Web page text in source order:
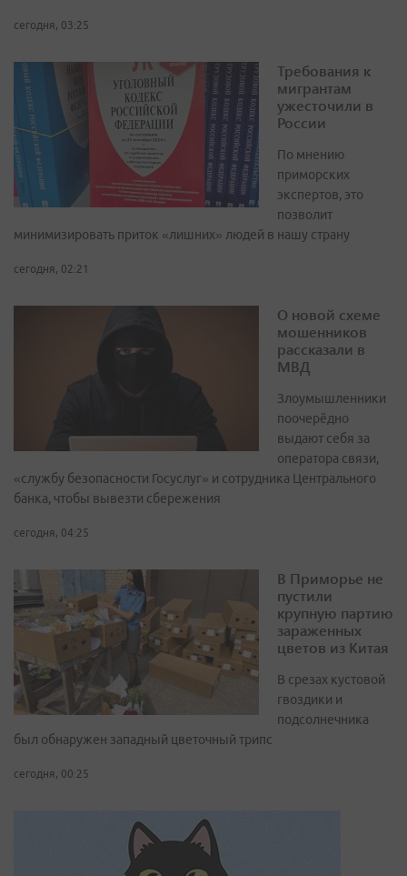
сегодня, 03:25
Требования к
мигрантам
ужесточили в
России
По мнению
приморских
экспертов, это
позволит
минимизировать приток «лишних» людей в нашу страну
сегодня, 02:21
О новой схеме
мошенников
рассказали в
МВД
Злоумышленники
поочерёдно
выдают себя за
оператора связи,
«службу безопасности Госуслуг» и сотрудника Центрального
банка, чтобы вывезти сбережения
сегодня, 04:25
В Приморье не
пустили
крупную партию
зараженных
цветов из Китая
В срезах кустовой
гвоздики и
подсолнечника
был обнаружен западный цветочный трипс
сегодня, 00:25